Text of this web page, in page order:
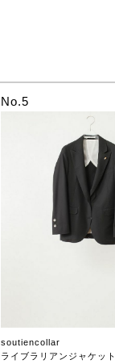
No.5
soutiencollar
ライブラリアンジャケット